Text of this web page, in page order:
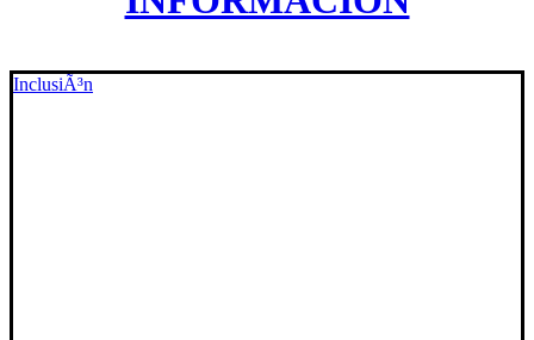
InclusiÃ³n